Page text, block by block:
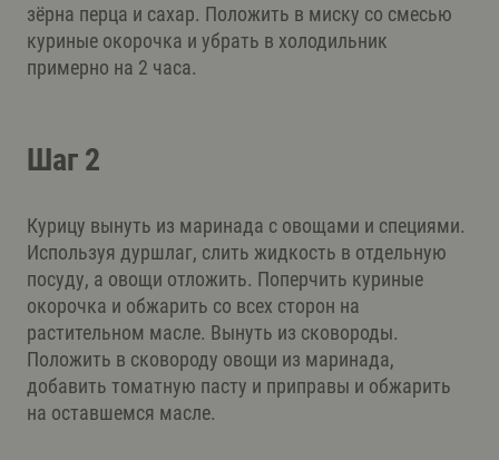
зёрна перца и сахар. Положить в миску со смесью
куриные окорочка и убрать в холодильник
примерно на 2 часа.
Шаг 2
Курицу вынуть из маринада с овощами и специями.
Используя дуршлаг, слить жидкость в отдельную
посуду, а овощи отложить. Поперчить куриные
окорочка и обжарить со всех сторон на
растительном масле. Вынуть из сковороды.
Положить в сковороду овощи из маринада,
добавить томатную пасту и приправы и обжарить
на оставшемся масле.